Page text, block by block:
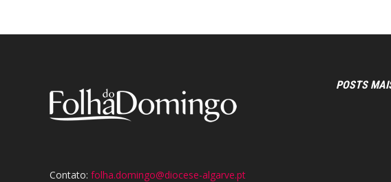
Contato: folha.domingo@diocese-algarve.pt
POSTS